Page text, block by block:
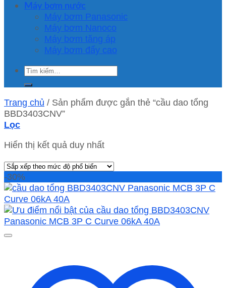
Máy bơm nước
Máy bơm Panasonic
Máy bơm Nanoco
Máy bơm tăng áp
Máy bơm đẩy cao
Tìm
kiếm:
Trang chủ / Sản phẩm được gắn thẻ “cầu dao tổng
BBD3403CNV”
Lọc
Hiển thị kết quả duy nhất
-30%